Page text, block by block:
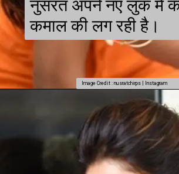
Image Credit : nusratchirps | Instagram
नुसरत अपने नए लुक में
कमाल की लग रही है।